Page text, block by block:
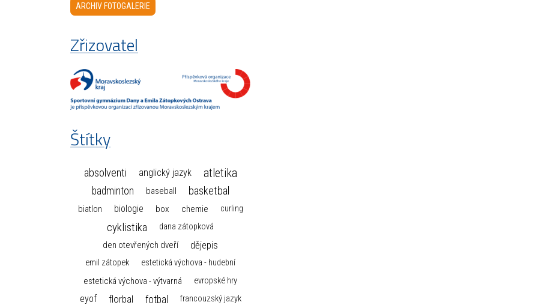
ARCHIV FOTOGALERIE
Zřizovatel
Štítky
absolventi anglický jazyk atletika
badminton baseball basketbal
biatlon biologie box chemie curling
cyklistika dana zátopková
den otevřených dveří dějepis
emil zátopek estetická výchova - hudební
estetická výchova - výtvarná evropské hry
eyof florbal fotbal francouzský jazyk